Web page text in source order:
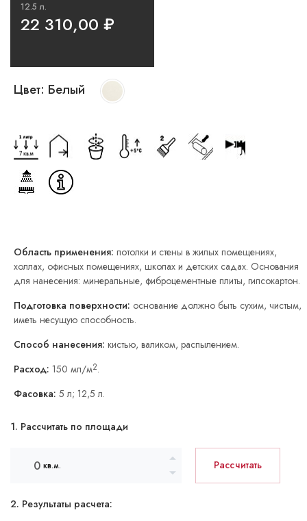
12.5 л.
22 310,00 ₽
Цвет: Белый
Область применения: потолки и стены в жилых помещениях,
холлах, офисных помещениях, школах и детских садах. Основания
для нанесения: минеральные, фиброцементные плиты, гипсокартон.
Подготовка поверхности: основание должно быть сухим, чистым,
иметь несущую способность.
Способ нанесения: кистью, валиком, распылением.
Расход: 150 мл/м2.
Фасовка: 5 л; 12,5 л.
1. Рассчитать по площади
кв.м. Рассчитать
2. Результаты расчета: